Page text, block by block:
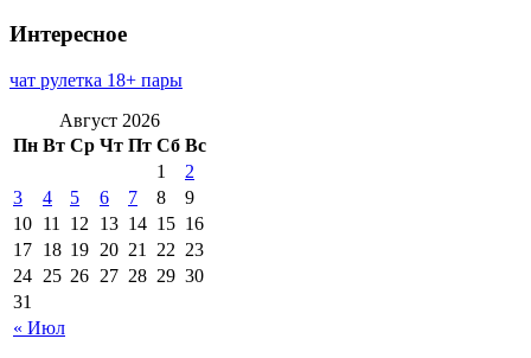
Интересное
чат рулетка 18+ пары
Август 2026
Пн Вт Ср Чт Пт Сб Вс
« Июл
1
2
3
4 5 6 7 8
9
10 11 12 13 14 15 16
17 18 19 20 21 22 23
24 25 26 27 28 29 30
31